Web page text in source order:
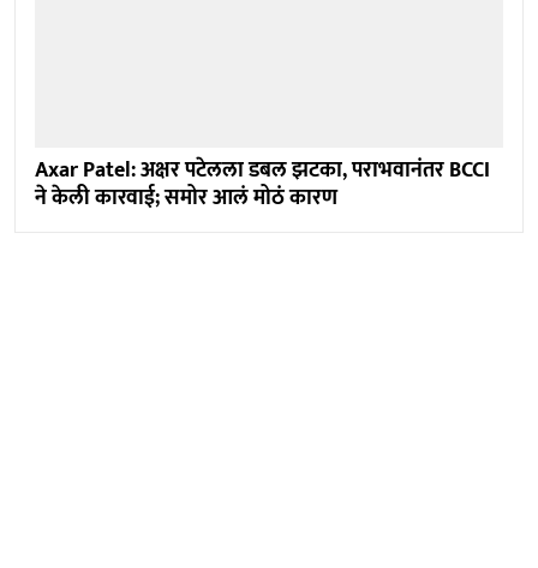
Axar Patel: अक्षर पटेलला डबल झटका, पराभवानंतर BCCI
ने केली कारवाई; समोर आलं मोठं कारण